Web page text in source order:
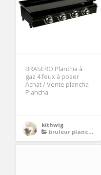
BRASERO Plancha à
gaz 4 feux à poser
Achat / Vente plancha
Plancha
kithwig
bruleur plancha